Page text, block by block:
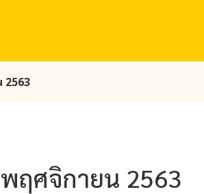
2563
ฤศจิกายน 2563